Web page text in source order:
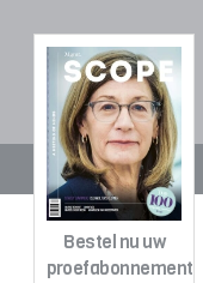
Bestel nu uw
proefabonnement